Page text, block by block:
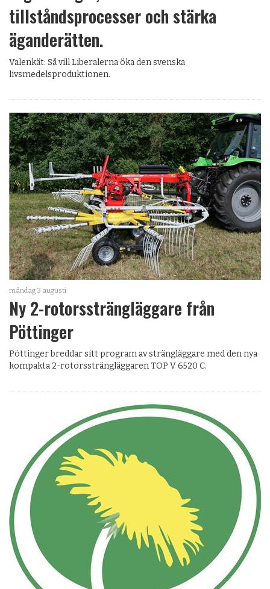
tillståndsprocesser och stärka
ägande­rätten.
Valenkät: Så vill Liberalerna öka den svenska
livsmedelsproduktionen.
måndag 3 augusti
Ny 2-rotorssträngläggare från
Pöttinger
Pöttinger breddar sitt program av strängläggare med den nya
kompakta 2-rotorssträngläggaren TOP V 6520 C.